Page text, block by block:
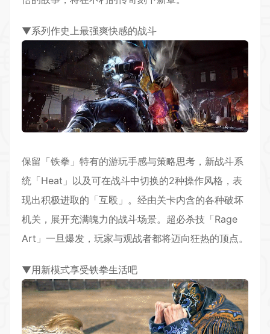
▼系列作史上最强爽快感的战斗
保留「铁拳」特有的游玩手感与策略思考，新战斗系
统「Heat」以及可在战斗中切换的2种操作风格，表
现出积极进取的「互殴」。经由关卡内含的各种破坏
机关，展开充满魄力的战斗场景。超必杀技「Rage
Art」一旦爆发，玩家与观战者都将迈向狂热的顶点。
▼用新模式享受铁拳生活吧